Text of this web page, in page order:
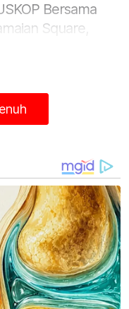
Bersama
Square,
Tahun
Menteri